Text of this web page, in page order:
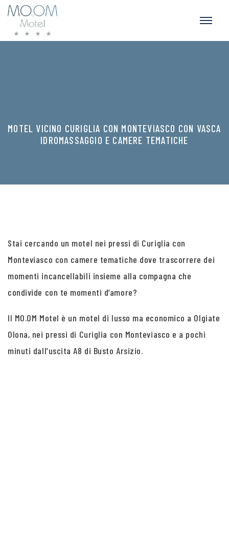
MOTEL VICINO CURIGLIA CON MONTEVIASCO CON VASCA
IDROMASSAGGIO E CAMERE TEMATICHE
Stai cercando un motel nei pressi di Curiglia con
Monteviasco con camere tematiche dove trascorrere dei
momenti incancellabili insieme alla compagna che
condivide con te momenti d’amore?
Il MO.OM Motel è un motel di lusso ma economico a Olgiate
Olona, nei pressi di Curiglia con Monteviasco e a pochi
minuti dall’uscita A8 di Busto Arsizio.